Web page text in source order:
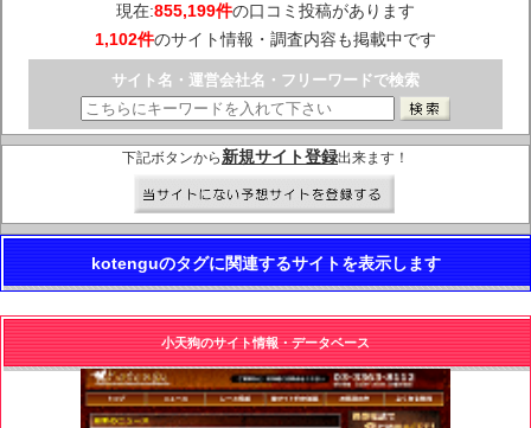
現在:855,199件の口コミ投稿があります
1,102件のサイト情報・調査内容も掲載中です
サイト名・運営会社名・フリーワードで検索
下記ボタンから 新規サイト登録出来ます！
kotenguのタグに関連するサイトを表示します
小天狗のサイト情報・データベース